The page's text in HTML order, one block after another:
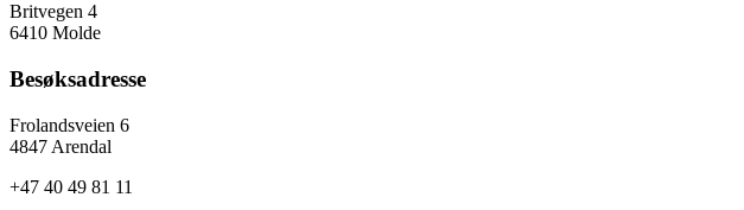
Britvegen 4
6410 Molde
Besøksadresse
Frolandsveien 6
4847 Arendal
+47 40 49 81 11